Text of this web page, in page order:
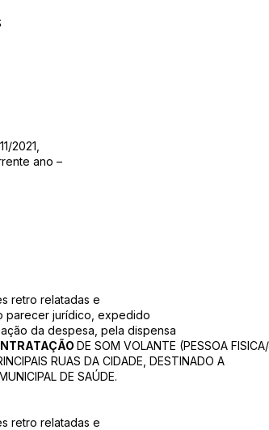
2021,
ano –
retro relatadas e
parecer jurídico, expedido
da despesa, pela dispensa
DE SOM VOLANTE (PESSOA
RUAS DA CIDADE, DESTINADO A
DE SAÚDE.
retro relatadas e